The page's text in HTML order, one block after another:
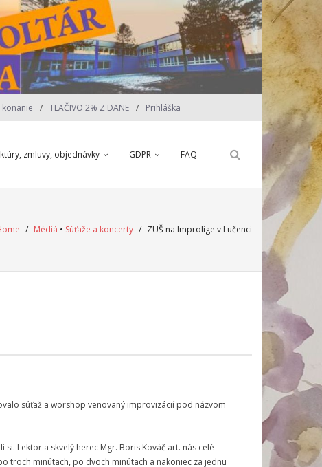
TLAČIVO 2% Z DANE Prihláška
zmluvy, objednávky GDPR FAQ
/ Médiá • Súťaže a koncerty / ZUŠ na Improlige v Lučenci
súťaž a worshop venovaný improvizácií pod názvom
Lektor a skvelý herec Mgr. Boris Kováč art. nás celé
troch minútach, po dvoch minútach a nakoniec za jednu